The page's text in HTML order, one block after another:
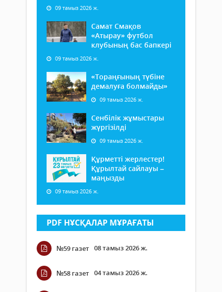
09 тамыз 2026 ж.
Самат Смақов
«Атырау» футбол
клубының бас бапкері
09 тамыз 2026 ж.
«Тораңғының түбіне
демалуға болмайды»
09 тамыз 2026 ж.
Сенбілік жұмыстары
жүргізілді
09 тамыз 2026 ж.
Құрметті жерлестер!
Құрылтай сайлауы –
маңызды
09 тамыз 2026 ж.
PDF НҰСҚАЛАР МҰРАҒАТЫ
№59 газет 08 тамыз 2026 ж.
№58 газет 04 тамыз 2026 ж.